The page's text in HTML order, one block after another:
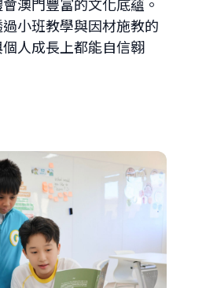
澳門豐富的文化底蘊。
小班教學與因材施教的
人成長上都能自信翱